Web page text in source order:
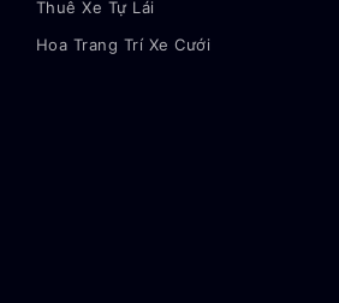
Thuê Xe Tự Lái
Hoa Trang Trí Xe Cưới